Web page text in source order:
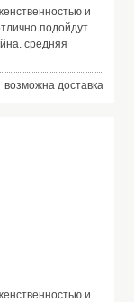
и
подойдут
средняя
оттенков в стиле
возможна доставка
и